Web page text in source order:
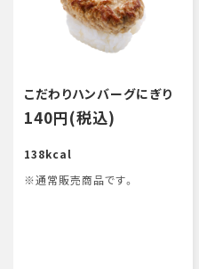
こだわりハンバーグにぎり
140円(税込)
138kcal
※通常販売商品です。